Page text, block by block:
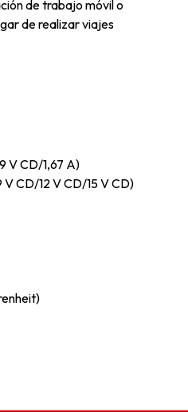
de trabajo móvil o
de realizar viajes
V CD/1,67 A)
CD/12 V CD/15 V CD)